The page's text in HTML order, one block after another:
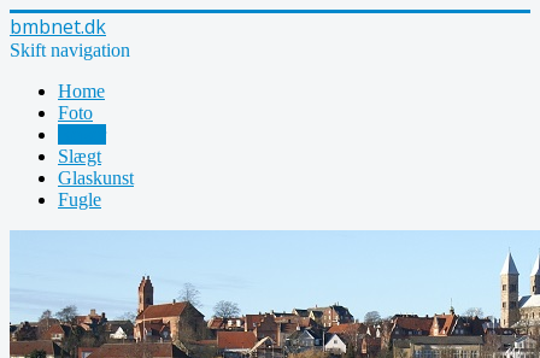
bmbnet.dk
Skift navigation
Home
Foto
Slægt
Glaskunst
Fugle